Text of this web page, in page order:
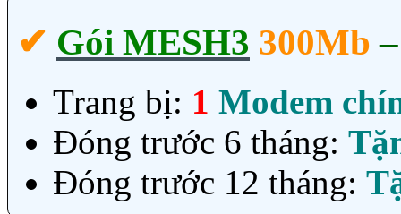
✔‎ Gói MESH3 300Mb
Trang bị: 1 Modem
Đóng trước 6 tháng:
Đóng trước 12 tháng: